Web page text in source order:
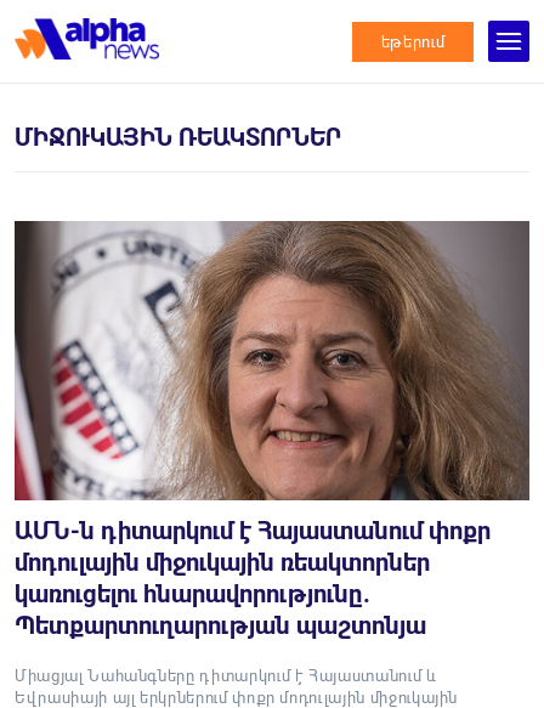
եթերում
ՄԻՋՈՒԿԱՅԻՆ ՌԵԱԿՏՈՐՆԵՐ
ԱՄՆ-ն դիտարկում է Հայաստանում փոքր
մոդուլային միջուկային ռեակտորներ
կառուցելու հնարավորությունը.
Պետքարտուղարության պաշտոնյա
Միացյալ Նահանգները դիտարկում է Հայաստանում և
Եվրասիայի այլ երկրներում փոքր մոդուլային միջուկային